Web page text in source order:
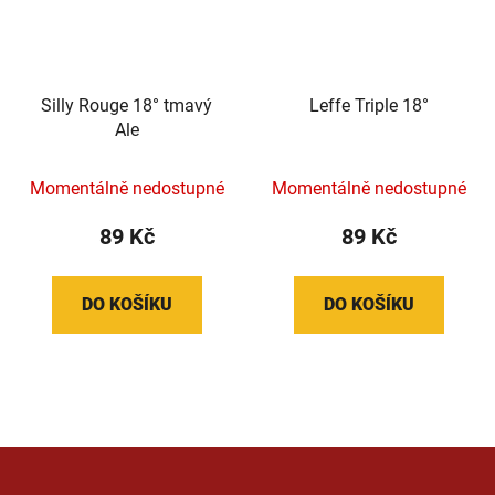
Silly Rouge 18° tmavý
Ale
Momentálně nedostupné
89 Kč
DO KOŠÍKU
Leffe Triple 18°
Momentálně nedostupné
89 Kč
DO KOŠÍKU